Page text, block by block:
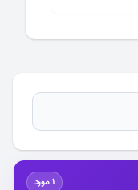
1 مورد